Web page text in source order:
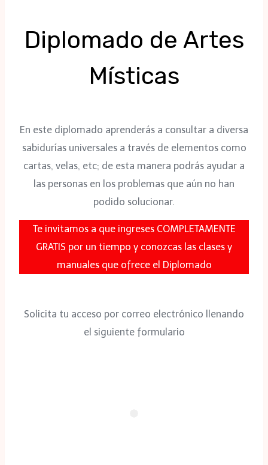
Diplomado de Artes
Místicas
En este diplomado aprenderás a consultar a diversa
sabidurías universales a través de elementos como
cartas, velas, etc; de esta manera podrás ayudar a
las personas en los problemas que aún no han
podido solucionar.
Te invitamos a que ingreses COMPLETAMENTE
GRATIS por un tiempo y conozcas las clases y
manuales que ofrece el Diplomado
Solicita tu acceso por correo electrónico llenando
el siguiente formulario